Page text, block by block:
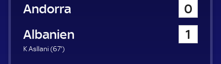
Andorra
0
Albanien
1
K Asllani (67'6
)